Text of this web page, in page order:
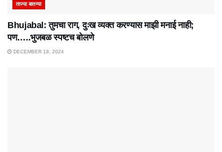
ताज्या बातम्या
Bhujabal: तुमचा राग, दुःख व्यक्त करण्यास माझी मनाई नाही;
पण…..भुजबळ स्पष्टच बोलणे
DECEMBER 18, 2024